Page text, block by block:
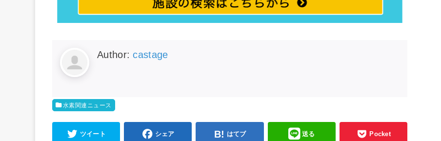
Author:castage
水素関連ニュース
ツイート シェア はてブ 送る Pocket